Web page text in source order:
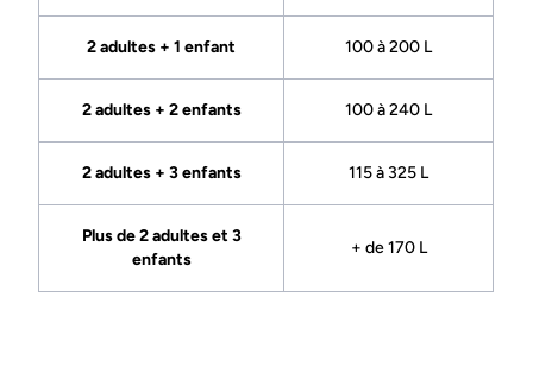
2 adultes + 1 enfant 100 à 200 L
2 adultes + 2 enfants 100 à 240 L
2 adultes + 3 enfants 115 à 325 L
Plus de 2 adultes et 3
enfants
+ de 170 L